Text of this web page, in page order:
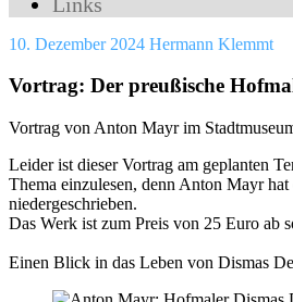
10. Dezember 2024 Hermann Klemmt
Vortrag: Der preußische
Vortrag von Anton Mayr im
Leider ist dieser Vortrag am geplanten
Thema einzulesen, denn Anton Mayr
niedergeschrieben.
Das Werk ist zum Preis von 25 Euro ab
Einen Blick in das Leben von Dismas